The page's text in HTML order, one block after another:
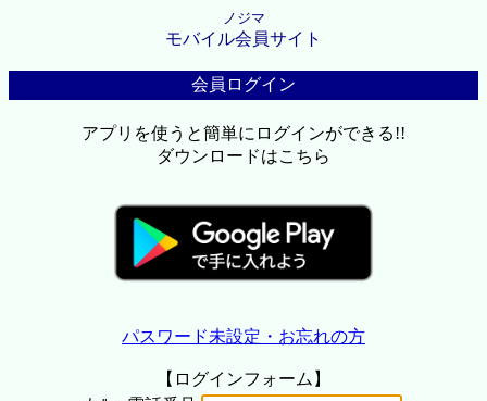
ノジマ
モバイル会員サイト
会員ログイン
アプリを使うと簡単にログインができる!!
ダウンロードはこちら
パスワード未設定・お忘れの方
【ログインフォーム】